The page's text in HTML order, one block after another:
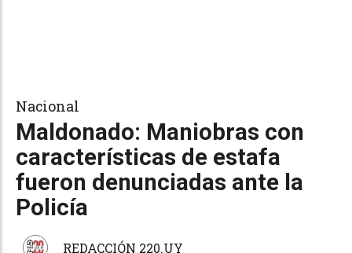
Maldonado: Maniobras con
características de estafa
fueron denunciadas ante la
Policía
Nacional
REDACCIÓN 220.UY